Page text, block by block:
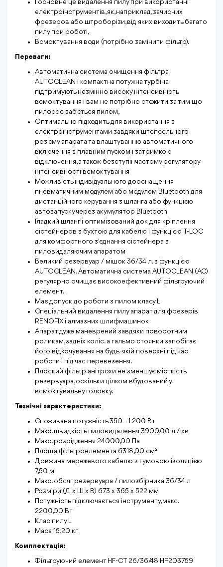
І основне це видалення пилу при використанні
електроінструментів, як, наприклад, зачисних
фрезеров або штроборізи, від яких виходить багато
пилу при роботі,
Всмоктування води (потрібно замінити фільтр).
Переваги:
Автоматична система очищення фільтра
AUTOCLEAN і компактна потужна турбіна
підтримують незмінно високу інтенсивність
всмоктування і вам не потрібно стежити за тим що
пилосос заб'ється пилом,
Оптимально підходить для використання з
електроінструментами завдяки штепсельного
роз'єму апарата та влаштуванню автоматичного
включення з плавним пуском і затримкою
відключення, а також безступінчастому регулятору
інтенсивності всмоктування
Можливість індивідуального дооснащення
пневматичним модулем або модулем Bluetooth для
дистанційного керування з шланга або функцією
автозапуску через акумулятор Bluetooth
Гладкий шланг і оптимізований док для кріплення
сістейнеров з бухтою для кабелю і функцією T-LOC
для комфортного з'єднання сістейнера з
пиловидаляючим апаратом
Великий резервуар / мішок 36/34 л. з функцією
AUTOCLEAN. Автоматична система AUTOCLEAN (AC)
регулярно очищає високоефективний фільтруючий
елемент.
Має допуск до роботи з пилом класу L
Спеціальний видалення пилу апарат для фрезерів
RENOFIX і алмазних шлифмашинок
Апарат дуже маневрений завдяки поворотним
роликам, задніх коліс. а гальмо стоянки запобігає
його відкочування на будь-якій поверхні під час
роботи і під час перевезення.
Плоский фільтр анітрохи не зменшує місткість
резервуара, оскільки цілком вбудований у
всмоктувальну головку.
Технічні характеристики:
Споживана потужність 350 - 1 200 Вт
Макс. швидкість пиловидалення 3900,00 л / хв
Макс. розрідження 24000,00 Па
Площа фільтроелемента 6318,00 см²
Довжина мережевого кабелю з гумовою ізоляцією
7,50 м
Макс. обсяг резервуара / пилозбірника 36/34 л
Розміри (Д x Ш x В) 673 x 365 x 522 мм
Потужність підключається інструменту, макс.
2200,00 Вт
Клас пилу L
Маса 15,20 кг
Комплектація:
Фільтруючий елемент HF-CT 26/36/48 HP203759